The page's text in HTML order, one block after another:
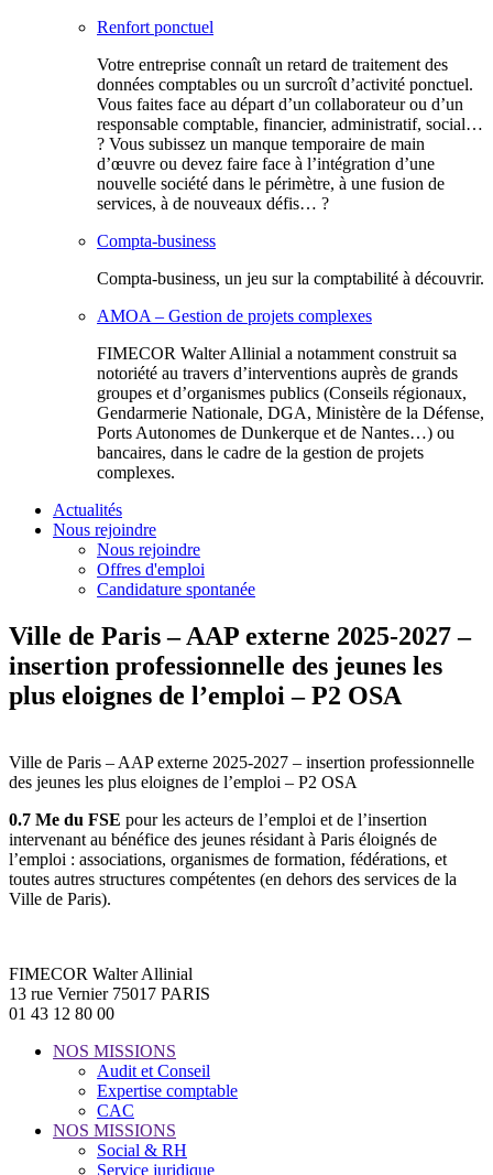
Renfort ponctuel
Votre entreprise connaît un retard de traitement des
données comptables ou un surcroît d’activité ponctuel.
Vous faites face au départ d’un collaborateur ou d’un
responsable comptable, financier, administratif, social…
? Vous subissez un manque temporaire de main
d’œuvre ou devez faire face à l’intégration d’une
nouvelle société dans le périmètre, à une fusion de
services, à de nouveaux défis… ?
Compta-business
Compta-business, un jeu sur la comptabilité à découvrir.
AMOA – Gestion de projets complexes
FIMECOR Walter Allinial a notamment construit sa
notoriété au travers d’interventions auprès de grands
groupes et d’organismes publics (Conseils régionaux,
Gendarmerie Nationale, DGA, Ministère de la Défense,
Ports Autonomes de Dunkerque et de Nantes…) ou
bancaires, dans le cadre de la gestion de projets
complexes.
Actualités
Nous rejoindre
Nous rejoindre
Offres d'emploi
Candidature spontanée
Ville de Paris – AAP externe 2025-2027 –
insertion professionnelle des jeunes les
plus eloignes de l’emploi – P2 OSA
Ville de Paris – AAP externe 2025-2027 – insertion professionnelle
des jeunes les plus eloignes de l’emploi – P2 OSA
0.7 Me du FSE pour les acteurs de l’emploi et de l’insertion
intervenant au bénéfice des jeunes résidant à Paris éloignés de
l’emploi : associations, organismes de formation, fédérations, et
toutes autres structures compétentes (en dehors des services de la
Ville de Paris).
FIMECOR Walter Allinial
13 rue Vernier 75017 PARIS
01 43 12 80 00
NOS MISSIONS
Audit et Conseil
Expertise comptable
CAC
NOS MISSIONS
Social & RH
Service juridique